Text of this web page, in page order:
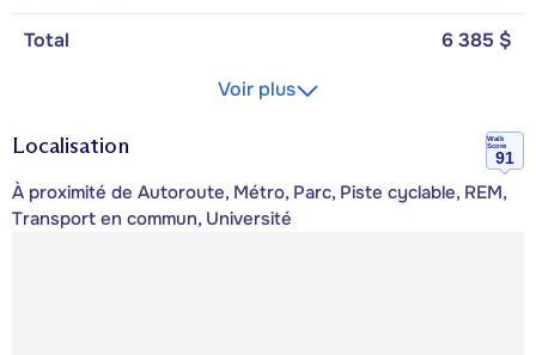
Total
6 385 $
Voir plus
Localisation
Walk
Score
91
À proximité de Autoroute, Métro, Parc, Piste cyclable, REM,
Transport en commun, Université